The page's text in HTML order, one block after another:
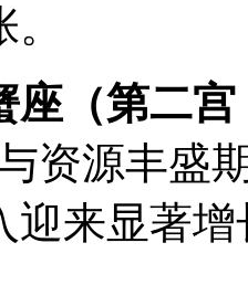
座（第二宫
资源丰盛
迎来显著